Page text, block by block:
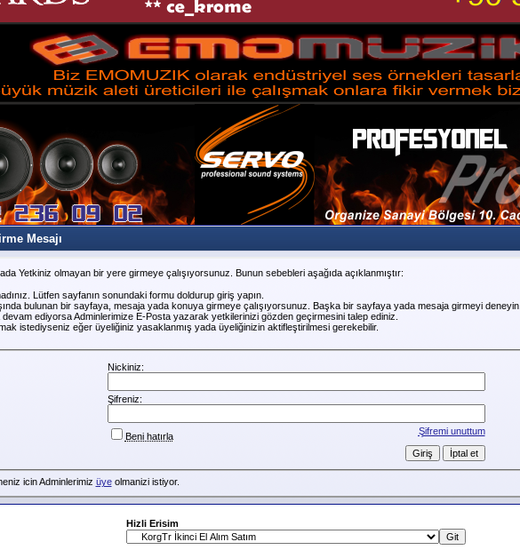
Mesajı
Yetkiniz olmayan bir yere girmeye çalışıyorsunuz. Bunun sebebleri aşağıda açıklanmıştır:
Lütfen sayfanın sonundaki formu doldurup giriş yapın.
bulunan bir sayfaya, mesaja yada konuya girmeye çalışıyorsunuz. Başka bir sayfaya yada mesaja girmeyi deneyin.
devam ediyorsa Adminlerimize E-Posta yazarak yetkilerinizi gözden geçirmesini talep ediniz.
istediyseniz eğer üyeliğiniz yasaklanmış yada üyeliğinizin aktifleştirilmesi gerekebilir.
Nickiniz:
Şifreniz:
Şifremi unuttum
Beni hatırla
icin Adminlerimiz üyeolmanizi istiyor.
Hizli Erisim